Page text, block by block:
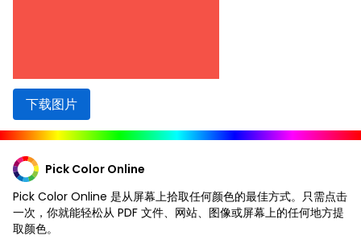
下载图片
Pick Color Online
Pick Color Online 是从屏幕上拾取任何颜色的最佳方式。只需点击
一次，你就能轻松从 PDF 文件、网站、图像或屏幕上的任何地方提
取颜色。